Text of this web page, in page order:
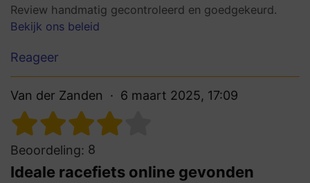
Review handmatig gecontroleerd en goedgekeurd.
Bekijk ons beleid
Reageer
Van der Zanden 6 maart 2025, 17:09
Beoordeling: 8
Ideale racefiets online gevonden